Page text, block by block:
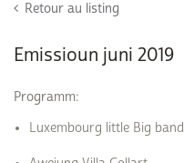
Retour au listing
Emissioun juni 2019
Programm:
Luxembourg little Big band